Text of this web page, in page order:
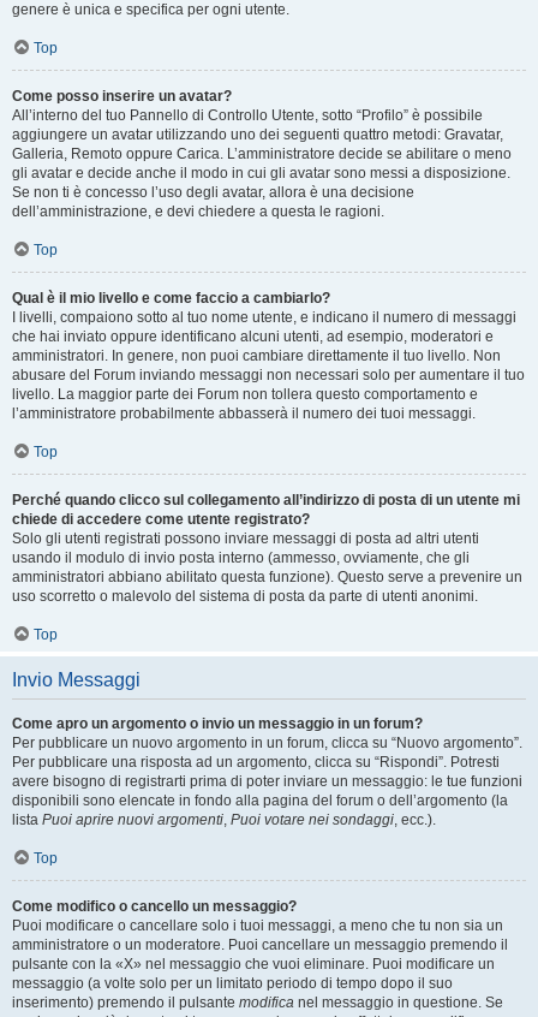
genere è unica e specifica per ogni utente.
Top
Come posso inserire un avatar?
All’interno del tuo Pannello di Controllo Utente, sotto “Profilo” è possibile
aggiungere un avatar utilizzando uno dei seguenti quattro metodi: Gravatar,
Galleria, Remoto oppure Carica. L’amministratore decide se abilitare o meno
gli avatar e decide anche il modo in cui gli avatar sono messi a disposizione.
Se non ti è concesso l’uso degli avatar, allora è una decisione
dell’amministrazione, e devi chiedere a questa le ragioni.
Top
Qual è il mio livello e come faccio a cambiarlo?
I livelli, compaiono sotto al tuo nome utente, e indicano il numero di messaggi
che hai inviato oppure identificano alcuni utenti, ad esempio, moderatori e
amministratori. In genere, non puoi cambiare direttamente il tuo livello. Non
abusare del Forum inviando messaggi non necessari solo per aumentare il tuo
livello. La maggior parte dei Forum non tollera questo comportamento e
l’amministratore probabilmente abbasserà il numero dei tuoi messaggi.
Top
Perché quando clicco sul collegamento all’indirizzo di posta di un utente mi
chiede di accedere come utente registrato?
Solo gli utenti registrati possono inviare messaggi di posta ad altri utenti
usando il modulo di invio posta interno (ammesso, ovviamente, che gli
amministratori abbiano abilitato questa funzione). Questo serve a prevenire un
uso scorretto o malevolo del sistema di posta da parte di utenti anonimi.
Top
Invio Messaggi
Come apro un argomento o invio un messaggio in un forum?
Per pubblicare un nuovo argomento in un forum, clicca su “Nuovo argomento”.
Per pubblicare una risposta ad un argomento, clicca su “Rispondi”. Potresti
avere bisogno di registrarti prima di poter inviare un messaggio: le tue funzioni
disponibili sono elencate in fondo alla pagina del forum o dell’argomento (la
lista Puoi aprire nuovi argomenti, Puoi votare nei sondaggi, ecc.).
Top
Come modifico o cancello un messaggio?
Puoi modificare o cancellare solo i tuoi messaggi, a meno che tu non sia un
amministratore o un moderatore. Puoi cancellare un messaggio premendo il
pulsante con la «X» nel messaggio che vuoi eliminare. Puoi modificare un
messaggio (a volte solo per un limitato periodo di tempo dopo il suo
inserimento) premendo il pulsante modifica nel messaggio in questione. Se